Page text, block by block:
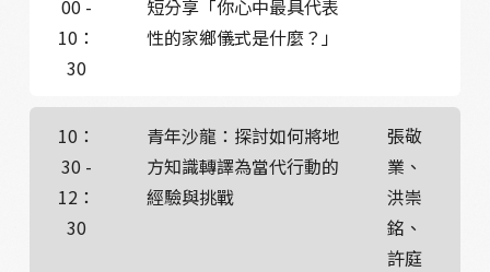
00 -
10：
30
短分享「你心中最具代表
性的家鄉儀式是什麼？」
10：
30 -
12：
30
青年沙龍：探討如何將地
方知識轉譯為當代行動的
經驗與挑戰
張敬
業、
洪崇
銘、
許庭